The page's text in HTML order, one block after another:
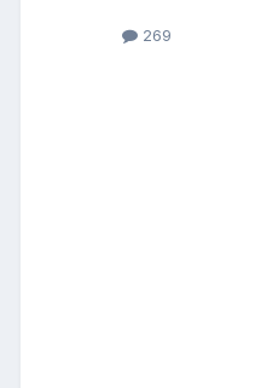
269